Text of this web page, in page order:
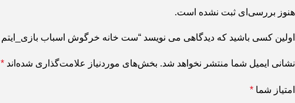
هنوز بررسی‌ای ثبت نشده است.
اولین کسی باشید که دیدگاهی می نویسد “ست خانه خرگوش اسباب بازی_ایتم 6694”
نشانی ایمیل شما منتشر نخواهد شد. بخش‌های موردنیاز علامت‌گذاری شده‌اند *
امتیاز شما *